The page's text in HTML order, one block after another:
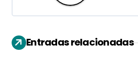
c
i
ó Entradas relacionadas